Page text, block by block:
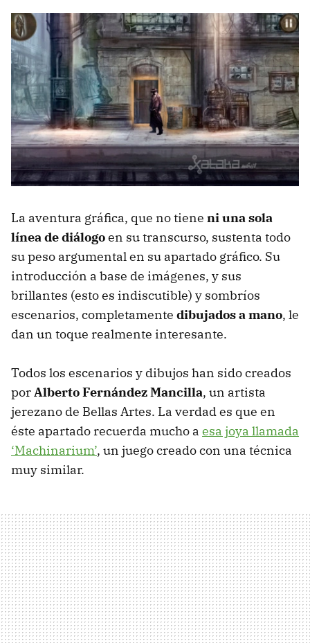
La aventura gráfica, que no tiene ni una sola
línea de diálogoen su transcurso, sustenta todo
su peso argumental en su apartado gráfico. Su
introducción a base de imágenes, y sus
brillantes (esto es indiscutible) y sombríos
escenarios, completamente dibujados a mano, le
dan un toque realmente interesante.
Todos los escenarios y dibujos han sido creados
porAlberto Fernández Mancilla, un artista
jerezano de Bellas Artes. La verdad es que en
éste apartado recuerda mucho a esa joya llamada
‘Machinarium’, un juego creado con una técnica
muy similar.